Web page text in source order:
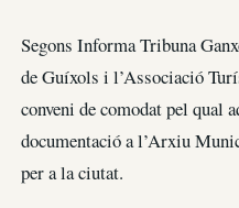
Segons Informa Tribuna
de Guíxols i l’Associació
conveni de comodat pel qual
documentació a l’Arxiu
per a la ciutat.